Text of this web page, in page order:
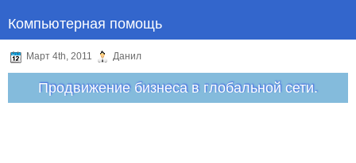
Компьютерная помощь
Март 4th, 2011 Данил
Продвижение бизнеса в глобальной сети.